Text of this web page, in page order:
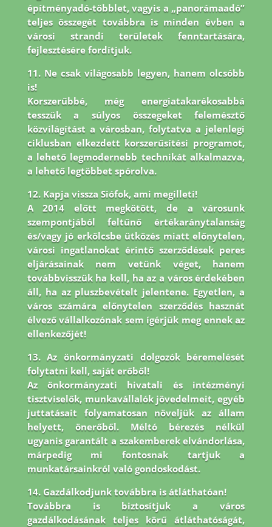
építményadó-többlet, vagyis a „panorámaadó”
teljes összegét továbbra is minden évben a
városi strandi területek fenntartására,
fejlesztésére fordítjuk.
11. Ne csak világosabb legyen, hanem olcsóbb
is!
Korszerűbbé, még energiatakarékosabbá
tesszük a súlyos összegeket felemésztő
közvilágítást a városban, folytatva a jelenlegi
ciklusban elkezdett korszerűsítési programot,
a lehető legmodernebb technikát alkalmazva,
a lehető legtöbbet spórolva.
12. Kapja vissza Siófok, ami megilleti!
A 2014 előtt megkötött, de a városunk
szempontjából feltűnő értékaránytalanság
és/vagy jó erkölcsbe ütközés miatt előnytelen,
városi ingatlanokat érintő szerződések peres
eljárásainak nem vetünk véget, hanem
továbbvisszük ha kell, ha az a város érdekében
áll, ha az pluszbevételt jelentene. Egyetlen, a
város számára előnytelen szerződés hasznát
élvező vállalkozónak sem ígérjük meg ennek az
ellenkezőjét!
13. Az önkormányzati dolgozók béremelését
folytatni kell, saját erőből!
Az önkormányzati hivatali és intézményi
tisztviselők, munkavállalók jövedelmeit, egyéb
juttatásait folyamatosan növeljük az állam
helyett, önerőből. Méltó bérezés nélkül
ugyanis garantált a szakemberek elvándorlása,
márpedig mi fontosnak tartjuk a
munkatársainkról való gondoskodást.
14. Gazdálkodjunk továbbra is átláthatóan!
Továbbra is biztosítjuk a város
gazdálkodásának teljes körű átláthatóságát,